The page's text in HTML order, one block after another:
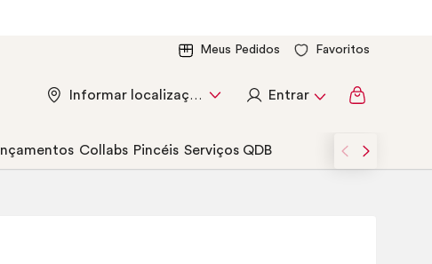
Meus Pedidos Favoritos
Informar localização Entrar
Collabs Pincéis Serviços QDB